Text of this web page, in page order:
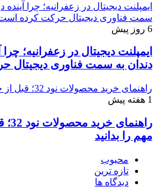
ایمپلنت دیجیتال در زعفرانیه؛ چرا
سمت فناوری دیجیتال حرکت کرده
6 روز پیش
ایمپلنت دیجیتال در زعفرانیه؛
دندان به سمت فناوری دیجیتال
راهنمای خرید محصولات نود 32؛ قبل از خرید این نکات مهم را بدانید
1 هفته پیش
مهم را بدانید
محبوب
تازه ترین
دیدگاه ها